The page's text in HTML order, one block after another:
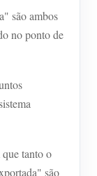
são ambos
no ponto de
tanto o
são